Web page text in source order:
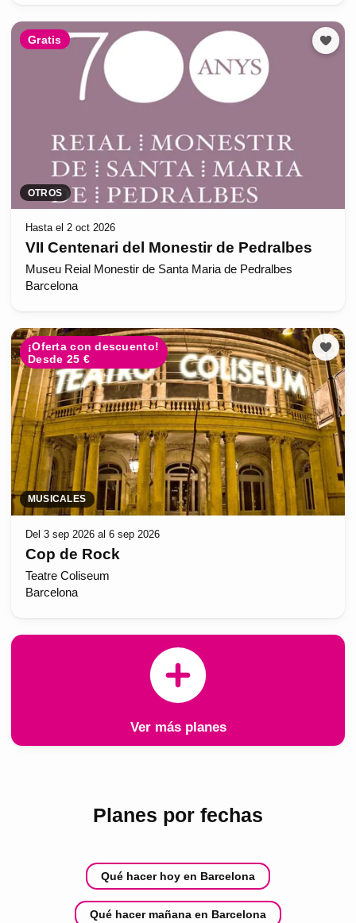
Gratis
OTROS
Hasta el 2 oct 2026
VII Centenari del Monestir de Pedralbes
Museu Reial Monestir de Santa Maria de Pedralbes
Barcelona
¡Oferta con descuento!
Desde 25 €
MUSICALES
Del 3 sep 2026 al 6 sep 2026
Cop de Rock
Teatre Coliseum
Barcelona
Ver más planes
Planes por fechas
Qué hacer hoy en Barcelona
Qué hacer mañana en Barcelona